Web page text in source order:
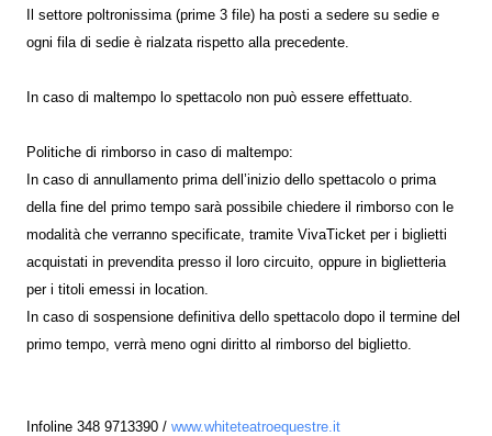
Il settore poltronissima (prime 3 file) ha posti a sedere su sedie e
ogni fila di sedie è rialzata rispetto alla precedente.
In caso di maltempo lo spettacolo non può essere effettuato.
Politiche di rimborso in caso di maltempo:
In caso di annullamento prima dell’inizio dello spettacolo o prima
della fine del primo tempo sarà possibile chiedere il rimborso con le
modalità che verranno specificate, tramite VivaTicket per i biglietti
acquistati in prevendita presso il loro circuito, oppure in biglietteria
per i titoli emessi in location.
In caso di sospensione definitiva dello spettacolo dopo il termine del
primo tempo, verrà meno ogni diritto al rimborso del biglietto.
Infoline 348 9713390 / www.whiteteatroequestre.it